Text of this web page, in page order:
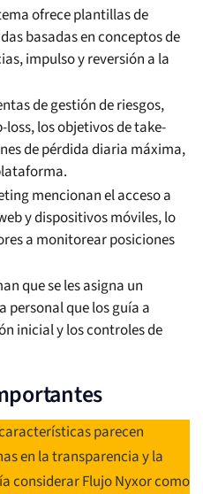
ofrece plantillas de
basadas en conceptos de
impulso y reversión a la
de gestión de riesgos,
los objetivos de take-
de pérdida diaria máxima,
mencionan el acceso a
y dispositivos móviles, lo
a monitorear posiciones
que se les asigna un
que los guía a
inicial y los controles de
parecen
en la transparencia y la
considerar Flujo Nyxor como